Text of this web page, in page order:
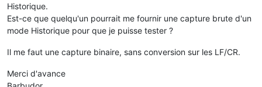
Historique.
Est-ce que quelqu'un pourrait me fournir une capture brute d'un
mode Historique pour que je puisse tester ?
Il me faut une capture binaire, sans conversion sur les LF/CR.
Merci d'avance